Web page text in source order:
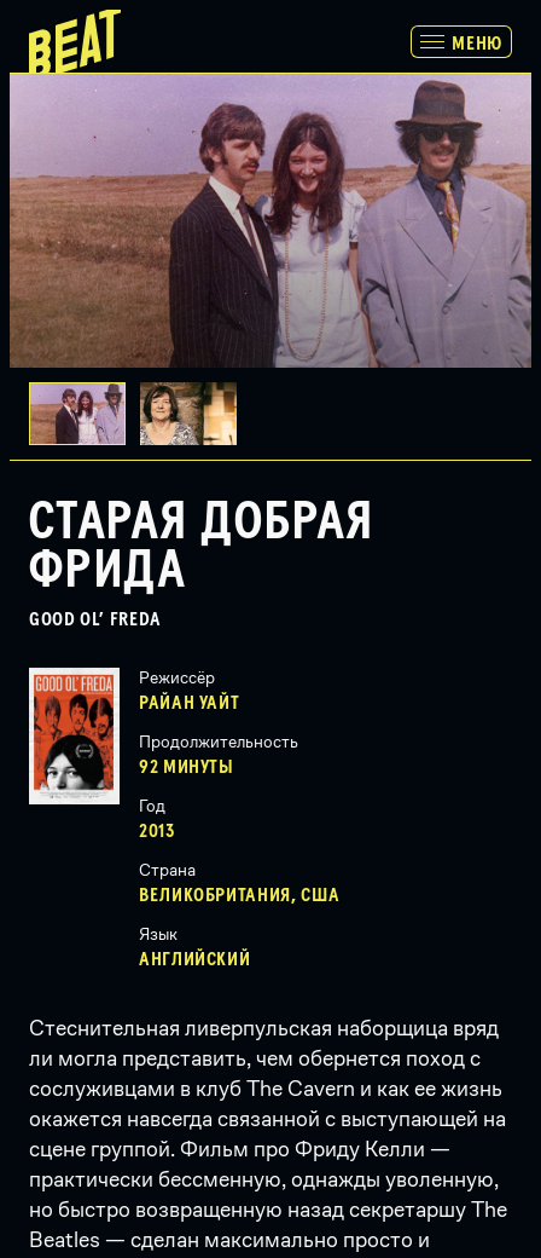
МЕНЮ
МЕНЮ
РАСПИСАНИЕ И БИЛЕТЫ
ПАРТНЕРАМ
О НАС
СТАРАЯ ДОБРАЯ
ФРИДА
GOOD OL’ FREDA
Режиссёр
РАЙАН УАЙТ
Продолжительность
92 МИНУТЫ
Год
2013
Страна
ВЕЛИКОБРИТАНИЯ, США
Язык
АНГЛИЙСКИЙ
Стеснительная ливерпульская наборщица вряд
ли могла представить, чем обернется поход с
сослуживцами в клуб The Cavern и как ее жизнь
окажется навсегда связанной с выступающей на
сцене группой. Фильм про Фриду Келли —
практически бессменную, однажды уволенную,
но быстро возвращенную назад секретаршу The
Beatles — сделан максимально просто и